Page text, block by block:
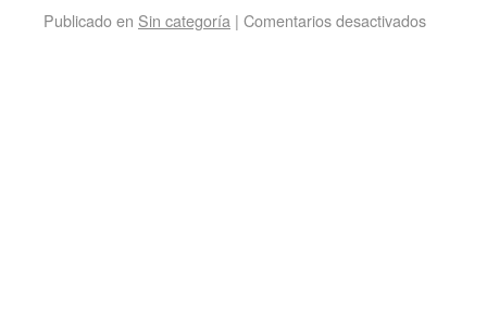
Publicado en Sin categoría | Comentarios desactivados